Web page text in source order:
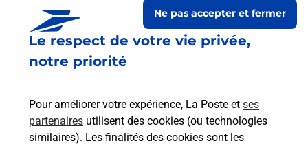
Le respect de votre vie privée,
notre priorité
Pour améliorer votre expérience, La Poste et ses
partenaires utilisent des cookies (ou technologies
similaires). Les finalités des cookies sont les
Ne pas accepter et fermer